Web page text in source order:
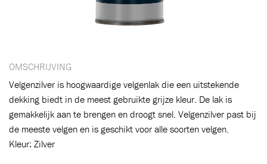
OMSCHRIJVING
Velgenzilver is hoogwaardige velgenlak die een uitstekende
dekking biedt in de meest gebruikte grijze kleur. De lak is
gemakkelijk aan te brengen en droogt snel. Velgenzilver past bij
de meeste velgen en is geschikt voor alle soorten velgen.
Kleur: Zilver
Toegevoegd aan winkelwagen